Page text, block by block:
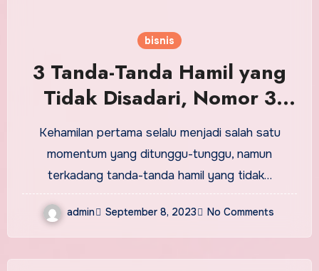
bisnis
3 Tanda-Tanda Hamil yang
Tidak Disadari, Nomor 3
Tidak Pernah Diduga
Kehamilan pertama selalu menjadi salah satu
momentum yang ditunggu-tunggu, namun
terkadang tanda-tanda hamil yang tidak…
admin September 8, 2023 No Comments